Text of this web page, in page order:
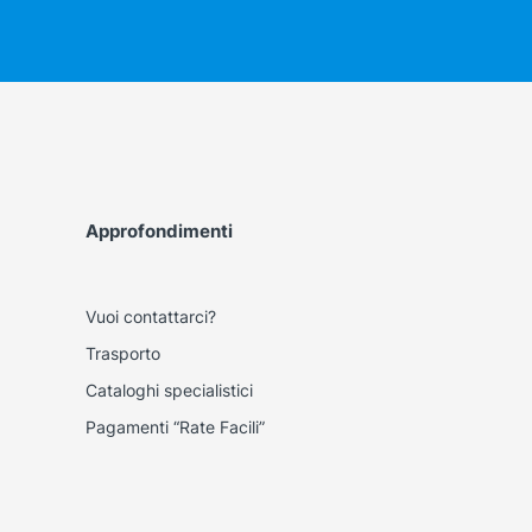
Approfondimenti
Vuoi contattarci?
Trasporto
Cataloghi specialistici
Pagamenti “Rate Facili”